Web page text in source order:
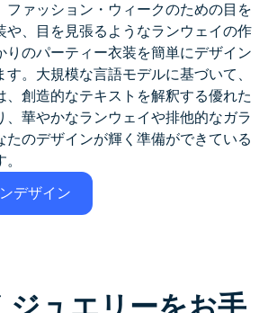
ファッション・ウィークのための目を
や、目を見張るようなランウェイの作
りのパーティー衣装を簡単にデザイン
。大規模な言語モデルに基づいて、
、創造的なテキストを解釈する優れた
、華やかなランウェイや排他的なガラ
たのデザインが輝く準備ができている
デザイン